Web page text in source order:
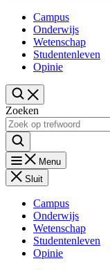
Campus
Onderwijs
Wetenschap
Studentenleven
Opinie
Zoeken
Menu
Sluit
Campus
Onderwijs
Wetenschap
Studentenleven
Opinie